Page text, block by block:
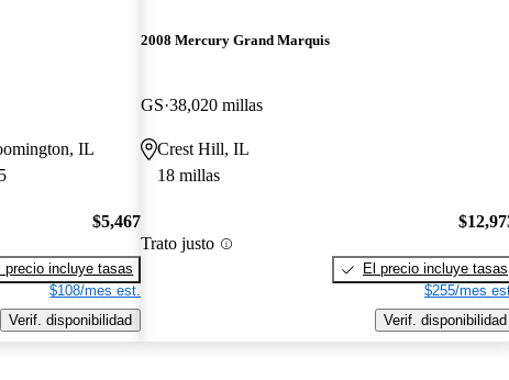
IL
$5,467
precio incluye tasas
$108/mes est.
Verif. disponibilidad
2008 Mercury Grand Marquis
GS 38,020 millas
Crest Hill, IL
18 millas
Trato justo
El precio incluye tasas
$255/mes
Verif. disponibilidad